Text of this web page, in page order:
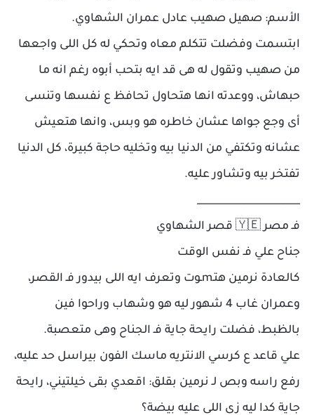
الأسم: صهيل صهيب عادل عمران الشهاوي.
ابتسمت وفضلت تتكلم معاه وتحكي له كل اللى واجعها
من صهيب وتقول له هى قد ايه بتحب أبوه رغم انه ما
حبهاش، ووعدته انها هتحاول تحافظ ع نفسها وتنسى
أى وجع جواها عشان خاطره هو وبس، وانها هتعيش
عشانه وتكتفي من الدنيا بيه وتخليه حاجة كبيرة، كل الدنيا
تفتخر بيه وتشاور عليه.
_____________________
فـ مصر 🇾🇪 قصر الشهاوي
جناح علي فـ نفس الوقت
كالعادة نرمين هتـmـوت وتعرف ايه اللى بيدور فـ القصر،
وعمران غاب 4 شهور ليه هو وشهاب وراحوا فين
بالظبط، فضلت رايحة جاية فـ الجناح وهى متعصبة.
علي قاعد ع كرسي الانتريه ماسك الفون بيراسل حد عليه،
رفع راسه وبص لـ نرمين بقلق: اقعدي بقى خيلتيني، رايحة
جاية كدا ليه زى اللى عليه بيضة؟